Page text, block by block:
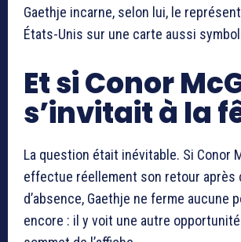
Gaethje incarne, selon lui, le
États-Unis sur une carte aussi
Et si Conor
s’invitait à la
La question était inévitable. Si Conor
effectue réellement son retour après
d’absence, Gaethje ne ferme aucune
encore : il y voit une autre